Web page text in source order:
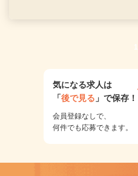
1
気になる求人は
「後で見る 」で保存！
会員登録なしで、
何件でも応募できます。